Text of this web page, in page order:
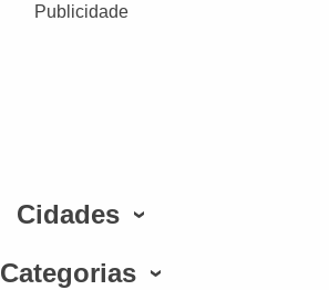
Publicidade
Cidades
Categorias